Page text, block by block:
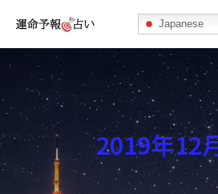
Japanese
運命予報占い
運命予報占いとは
あなたの所属部屋を探そう！
最恐の相性占い
2019年12